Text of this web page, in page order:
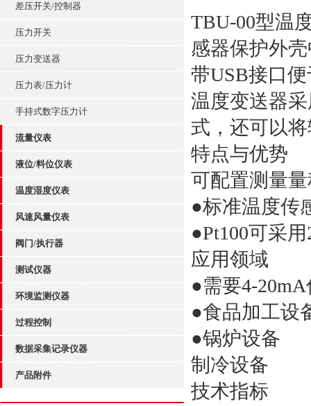
差压开关/控制器
压力开关
压力变送器
压力表/压力计
手持式数字压力计
流量仪表
液位/料位仪表
温度湿度仪表
风速风量仪表
阀门/执行器
测试仪器
环境监测仪器
过程控制
数据采集记录仪器
产品附件
TBU-00型温
感器保护外
带USB接口
温度变送器
式，还可以
特点与优势
可配置测量
●标准温度传
●Pt100可采
应用领域
●需要4-
●食品加工设
●锅炉设备
制冷设备
技术指标